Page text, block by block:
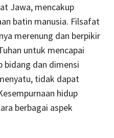
Jawa, mencakup
batin manusia. Filsafat
merenung dan berpikir
untuk mencapai
bidang dan dimensi
tidak dapat
hidup
berbagai aspek